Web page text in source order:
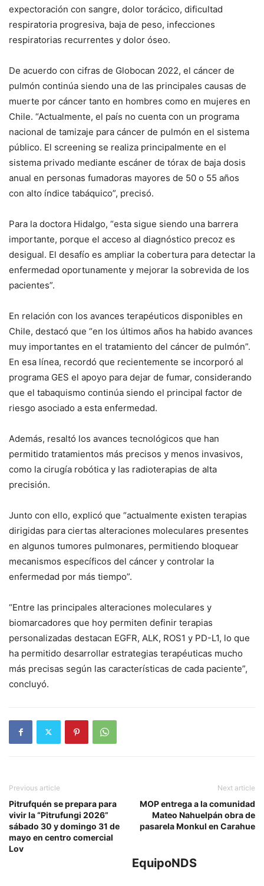
expectoración con sangre, dolor torácico, dificultad
respiratoria progresiva, baja de peso, infecciones
respiratorias recurrentes y dolor óseo.
De acuerdo con cifras de Globocan 2022, el cáncer de
pulmón continúa siendo una de las principales causas de
muerte por cáncer tanto en hombres como en mujeres en
Chile. “Actualmente, el país no cuenta con un programa
nacional de tamizaje para cáncer de pulmón en el sistema
público. El screening se realiza principalmente en el
sistema privado mediante escáner de tórax de baja dosis
anual en personas fumadoras mayores de 50 o 55 años
con alto índice tabáquico”, precisó.
Para la doctora Hidalgo, “esta sigue siendo una barrera
importante, porque el acceso al diagnóstico precoz es
desigual. El desafío es ampliar la cobertura para detectar la
enfermedad oportunamente y mejorar la sobrevida de los
pacientes”.
En relación con los avances terapéuticos disponibles en
Chile, destacó que “en los últimos años ha habido avances
muy importantes en el tratamiento del cáncer de pulmón”.
En esa línea, recordó que recientemente se incorporó al
programa GES el apoyo para dejar de fumar, considerando
que el tabaquismo continúa siendo el principal factor de
riesgo asociado a esta enfermedad.
Además, resaltó los avances tecnológicos que han
permitido tratamientos más precisos y menos invasivos,
como la cirugía robótica y las radioterapias de alta
precisión.
Junto con ello, explicó que “actualmente existen terapias
dirigidas para ciertas alteraciones moleculares presentes
en algunos tumores pulmonares, permitiendo bloquear
mecanismos específicos del cáncer y controlar la
enfermedad por más tiempo”.
“Entre las principales alteraciones moleculares y
biomarcadores que hoy permiten definir terapias
personalizadas destacan EGFR, ALK, ROS1 y PD-L1, lo que
ha permitido desarrollar estrategias terapéuticas mucho
más precisas según las características de cada paciente”,
concluyó.
Previous article
Pitrufquén se prepara para
vivir la “Pitrufungi 2026”
sábado 30 y domingo 31 de
mayo en centro comercial
Lov
Next article
MOP entrega a la comunidad
Mateo Nahuelpán obra de
pasarela Monkul en Carahue
EquipoNDS